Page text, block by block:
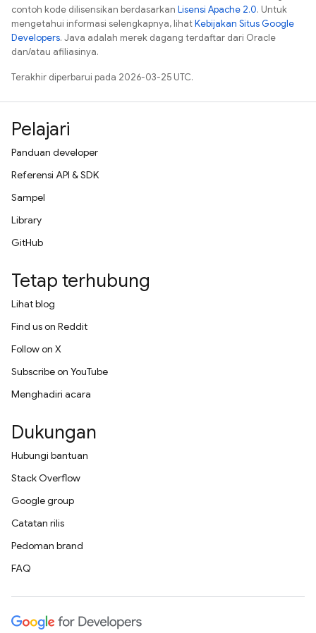
contoh kode dilisensikan berdasarkan Lisensi Apache 2.0. Untuk
mengetahui informasi selengkapnya, lihatKebijakan Situs Google
Developers. Java adalah merek dagang terdaftar dari Oracle
dan/atau afiliasinya.
Terakhir diperbarui pada 2026-03-25 UTC.
Pelajari
Panduan developer
Referensi API & SDK
Sampel
Library
GitHub
Tetap terhubung
Lihat blog
Find us on Reddit
Follow on X
Subscribe on YouTube
Menghadiri acara
Dukungan
Hubungi bantuan
Stack Overflow
Google group
Catatan rilis
Pedoman brand
FAQ